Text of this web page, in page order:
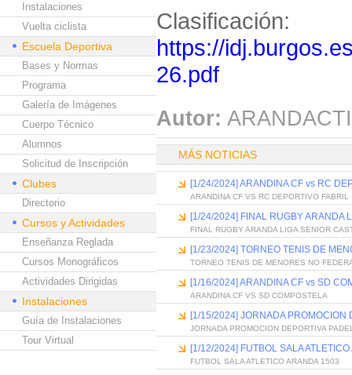
Instalaciones
Vuelta ciclista
Escuela Deportiva
Bases y Normas
Programa
Galería de Imágenes
Cuerpo Técnico
Alumnos
Solicitud de Inscripción
Clubes
Directorio
Cursos y Actividades
Enseñanza Reglada
Cursos Monográficos
Actividades Dirigidas
Instalaciones
Guía de Instalaciones
Tour Virtual
Clasificación:
https://
26.pdf
Autor:
MÁS NOTICIAS
[1/24/2024] ARANDINA CF vs RC
ARANDINA CF VS RC DEPORTIVO FABRIL
[1/24/2024] FINAL RUGBY ARANDA
FINAL RUGBY ARANDA LIGA SENIOR
[1/23/2024] TORNEO TENIS DE
TORNEO TENIS DE MENORES NO
[1/16/2024] ARANDINA CF vs SD
ARANDINA CF VS SD COMPOSTELA
[1/15/2024] JORNADA PROMOCION
JORNADA PROMOCION DEPORTIVA
[1/12/2024] FUTBOL SALA
FUTBOL SALA ATLETICO ARANDA 1503